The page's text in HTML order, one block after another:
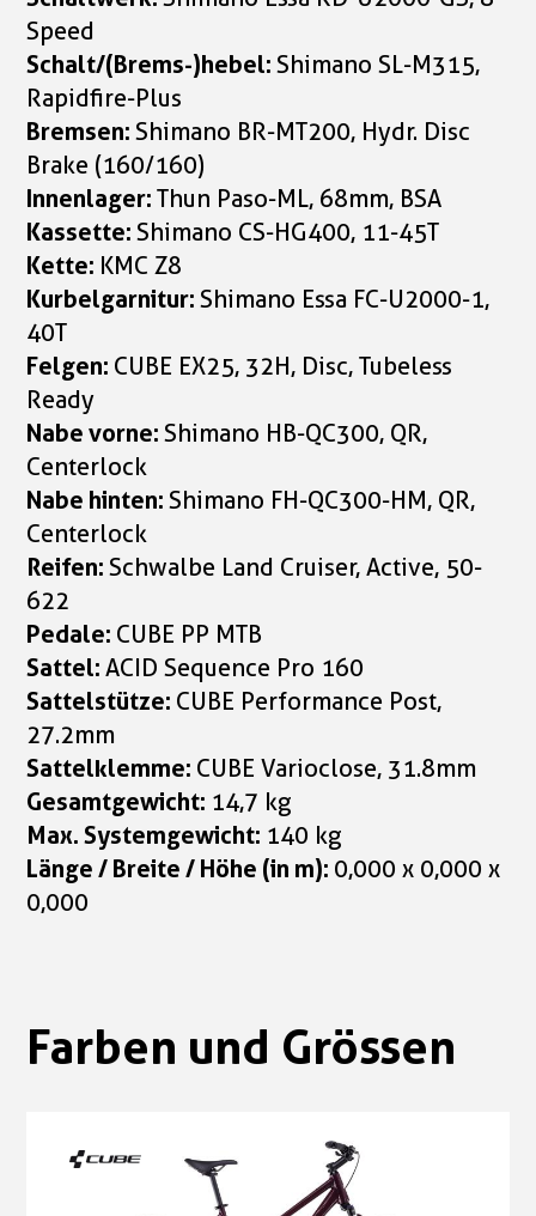
Speed
Schalt/(Brems-)hebel:Shimano SL-M315,
Rapidfire-Plus
Bremsen:Shimano BR-MT200, Hydr. Disc
Brake (160/160)
Innenlager:Thun Paso-ML, 68mm, BSA
Kassette:Shimano CS-HG400, 11-45T
Kette: KMC Z8
Kurbelgarnitur:Shimano Essa FC-U2000-1,
40T
Felgen: CUBE EX25, 32H, Disc, Tubeless
Ready
Nabe vorne:Shimano HB-QC300, QR,
Centerlock
Nabe hinten:Shimano FH-QC300-HM, QR,
Centerlock
Reifen:Schwalbe Land Cruiser, Active, 50-
622
Pedale: CUBE PP MTB
Sattel:ACID Sequence Pro 160
Sattelstütze: CUBE Performance Post,
27.2mm
Sattelklemme: CUBE Varioclose, 31.8mm
Gesamtgewicht: 14,7 kg
Max. Systemgewicht: 140 kg
Länge / Breite / Höhe (in m): 0,000 x 0,000 x
0,000
Farben und Grössen